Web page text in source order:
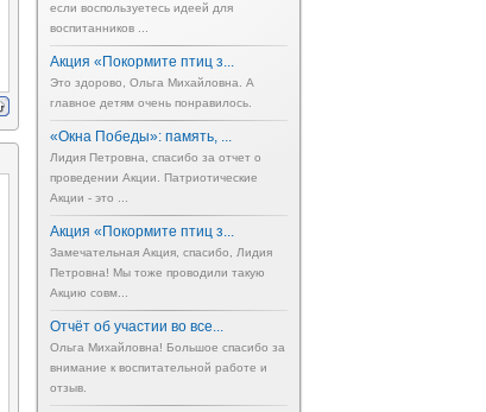
если воспользуетесь идеей для
воспитанников ...
Акция «Покормите птиц з...
Это здорово, Ольга Михайловна. А
главное детям очень понравилось.
«Окна Победы»: память, ...
Лидия Петровна, спасибо за отчет о
проведении Акции. Патриотические
Акции - это ...
Акция «Покормите птиц з...
Замечательная Акция, спасибо, Лидия
Петровна! Мы тоже проводили такую
Акцию совм...
Отчёт об участии во все...
Ольга Михайловна! Большое спасибо за
внимание к воспитательной работе и
отзыв.